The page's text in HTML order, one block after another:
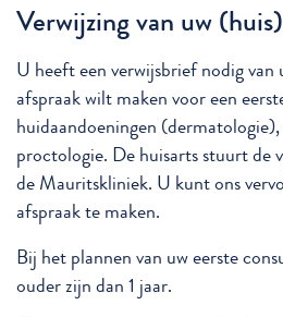
Verwijzing van uw
U heeft een verwijsbrief nodig van
afspraak wilt maken voor een
huidaandoeningen
proctologie. De huisarts stuurt de
de Mauritskliniek. U kunt ons
afspraak te maken.
Bij het plannen van uw eerste
ouder zijn dan 1 jaar.